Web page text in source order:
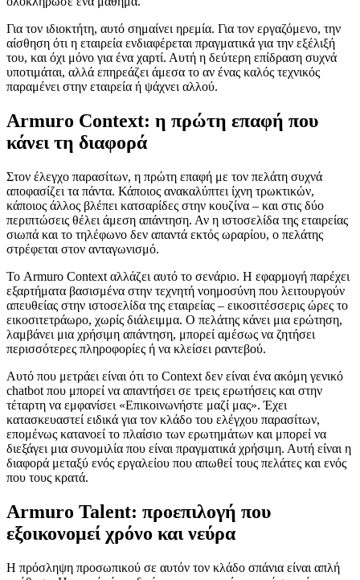
Για τον ιδιοκτήτη, αυτό σημαίνει ηρεμία. Για τον εργαζόμενο, την
αίσθηση ότι η εταιρεία ενδιαφέρεται πραγματικά για την εξέλιξή
του, και όχι μόνο για ένα χαρτί. Αυτή η δεύτερη επίδραση συχνά
υποτιμάται, αλλά επηρεάζει άμεσα το αν ένας καλός τεχνικός
παραμένει στην εταιρεία ή ψάχνει αλλού.
Armuro Context: η πρώτη επαφή που
κάνει τη διαφορά
Στον έλεγχο παρασίτων, η πρώτη επαφή με τον πελάτη συχνά
αποφασίζει τα πάντα. Κάποιος ανακαλύπτει ίχνη τρωκτικών,
κάποιος άλλος βλέπει κατσαρίδες στην κουζίνα – και στις δύο
περιπτώσεις θέλει άμεση απάντηση. Αν η ιστοσελίδα της εταιρείας
σιωπά και το τηλέφωνο δεν απαντά εκτός ωραρίου, ο πελάτης
στρέφεται στον ανταγωνισμό.
Το Armuro Context αλλάζει αυτό το σενάριο. Η εφαρμογή παρέχει
εξαρτήματα βασισμένα στην τεχνητή νοημοσύνη που λειτουργούν
απευθείας στην ιστοσελίδα της εταιρείας – εικοσιτέσσερις ώρες το
εικοσιτετράωρο, χωρίς διάλειμμα. Ο πελάτης κάνει μια ερώτηση,
λαμβάνει μια χρήσιμη απάντηση, μπορεί αμέσως να ζητήσει
περισσότερες πληροφορίες ή να κλείσει ραντεβού.
Αυτό που μετράει είναι ότι το Context δεν είναι ένα ακόμη γενικό
chatbot που μπορεί να απαντήσει σε τρεις ερωτήσεις και στην
τέταρτη να εμφανίσει «Επικοινωνήστε μαζί μας». Έχει
κατασκευαστεί ειδικά για τον κλάδο του ελέγχου παρασίτων,
επομένως κατανοεί το πλαίσιο των ερωτημάτων και μπορεί να
διεξάγει μια συνομιλία που είναι πραγματικά χρήσιμη. Αυτή είναι η
διαφορά μεταξύ ενός εργαλείου που απωθεί τους πελάτες και ενός
που τους κρατά.
Armuro Talent: προεπιλογή που
εξοικονομεί χρόνο και νεύρα
Η πρόσληψη προσωπικού σε αυτόν τον κλάδο σπάνια είναι απλή